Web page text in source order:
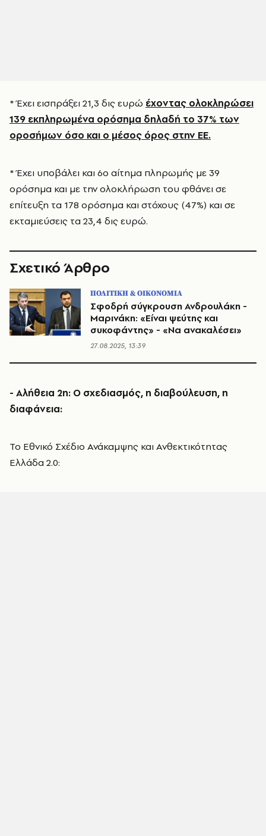
* Έχει εισπράξει 21,3 δις ευρώ έχοντας ολοκληρώσει
139 εκπληρωμένα ορόσημα δηλαδή το 37% των
οροσήμων όσο και ο μέσος όρος στην ΕΕ.
* Έχει υποβάλει και 6ο αίτημα πληρωμής με 39
ορόσημα και με την ολοκλήρωση του φθάνει σε
επίτευξη τα 178 ορόσημα και στόχους (47%) και σε
εκταμιεύσεις τα 23,4 δις ευρώ.
Σχετικό Άρθρο
ΠΟΛΙΤΙΚΗ & ΟΙΚΟΝΟΜΙΑ
Σφοδρή σύγκρουση Ανδρουλάκη -
Μαρινάκη: «Είναι ψεύτης και
συκοφάντης» - «Να ανακαλέσει»
27.08.2025, 13:39
- Αλήθεια 2η: Ο σχεδιασμός, η διαβούλευση, η
διαφάνεια:
Το Εθνικό Σχέδιο Ανάκαμψης και Ανθεκτικότητας
Ελλάδα 2.0: